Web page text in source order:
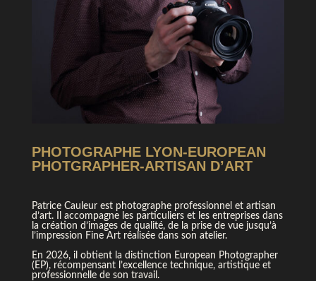
PHOTOGRAPHE LYON-EUROPEAN
PHOTGRAPHER-ARTISAN D’ART
Patrice Cauleur est photographe professionnel et artisan
d’art. Il accompagne les particuliers et les entreprises dans
la création d’images de qualité, de la prise de vue jusqu’à
l’impression Fine Art réalisée dans son atelier.
En 2026, il obtient la distinction European Photographer
(EP), récompensant l’excellence technique, artistique et
professionnelle de son travail.